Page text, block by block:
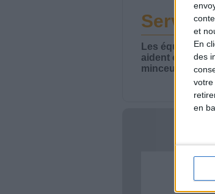
et
En
des
votre
en
Les équipes
aident chaque
minceur.